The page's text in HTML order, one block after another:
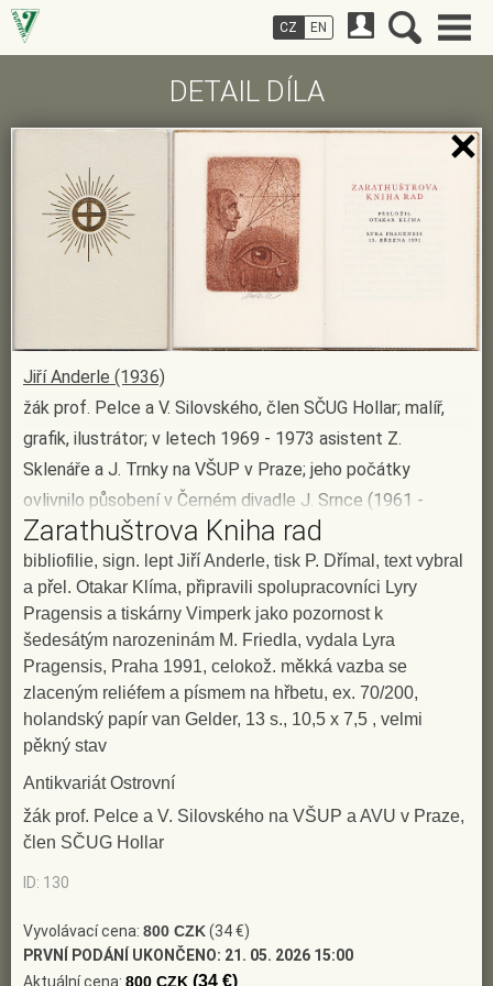
DETAIL DÍLA
Jiří Anderle (1936)
žák prof. Pelce a V. Silovského, člen SČUG Hollar; malíř,
grafik, ilustrátor; v letech 1969 - 1973 asistent Z.
Sklenáře a J. Trnky na VŠUP v Praze; jeho počátky
ovlivnilo působení v Černém divadle J. Srnce (1961 -
1969), od r. 1966 patří k předním reprezentantům české
grafiky v zahraničí; v desítkách grafických a obrazových
cyklů vytvořil jedno z nejnaléhavějších a nejpůsobivějších
podobenství současného člověka v jeho kontextech
mytologických, historických, sociologických (Bez kůže,
1965 - 1967; Perspektivy, 1970 - 1973; Hry, 1974 - 1975;
Portrét v čase, 1978 - 1979, Zápisníky, 1980 - 1982;
Apokalyptická genetika, 1982 - 1983; Commedia dell'
arte, 1985); významný je rovněž cyklus obrazů, kreseb a
grafik Iluze a realita (1980 - 1982), využívající dobové
fotografie; zúčastnil se kolem dvou set kolektivních
realismem ovlivnil tvorbu nejméně jedné generace
českých grafiků; je zastoupen ve sbírkách NG Praha,
Zarathuštrova Kniha rad
bibliofilie, sign. lept Jiří Anderle, tisk P. Dřímal, text vybral
a přel. Otakar Klíma, připravili spolupracovníci Lyry
Pragensis a tiskárny Vimperk jako pozornost k
šedesátým narozeninám M. Friedla, vydala Lyra
Pragensis, Praha 1991, celokož. měkká vazba se
zlaceným reliéfem a písmem na hřbetu, ex. 70/200,
holandský papír van Gelder, 13 s., 10,5 x 7,5 , velmi
pěkný stav
Antikvariát Ostrovní
žák prof. Pelce a V. Silovského na VŠUP a AVU v Praze,
člen SČUG Hollar
ID: 130
Vyvolávací cena: 800 CZK(34 €)
PRVNÍ PODÁNÍ UKONČENO: 21. 05. 2026 15:00
Aktuální cena: 800 CZK (34 €)
CZ EN